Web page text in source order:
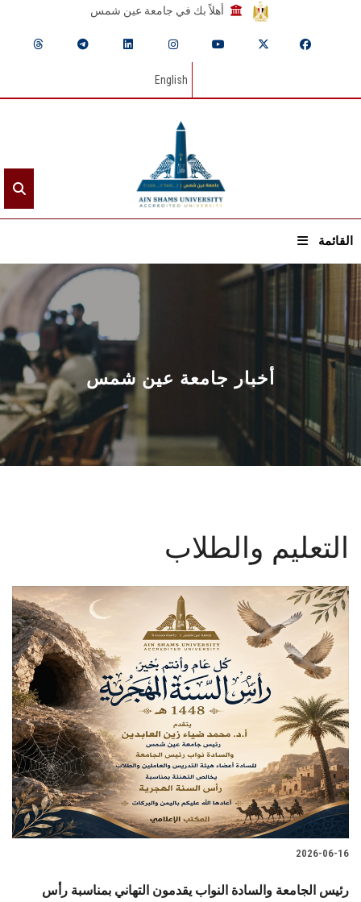
أهلاً بك في جامعة عين شمس
English
القائمة
الرئيسيـة
عن الجامعة
القطاعـات
الشئون الأكاديمية
البحث العلمي
الأنظمة الذكية
الإعلام
تواصل معنا
الطلاب
هيئة التدريس
الدراسات العليا
أخبار جامعة عين شمس
التعليم والطلاب
2026-06-16
رئيس الجامعة والسادة النواب يقدمون التهاني بمناسبة رأس